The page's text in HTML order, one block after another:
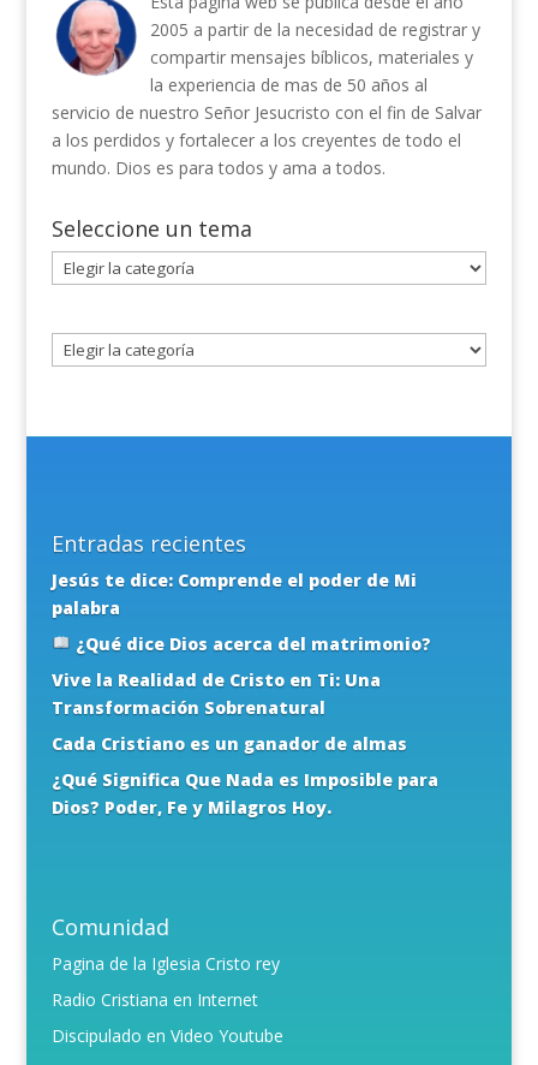
2005 a partir de la necesidad de registrar y
compartir mensajes bíblicos, materiales y
la experiencia de mas de 50 años al
servicio de nuestro Señor Jesucristo con el fin de Salvar
a los perdidos y fortalecer a los creyentes de todo el
mundo. Dios es para todos y ama a todos.
Seleccione un tema
Seleccione
un
Entradas recientes
Jesús te dice: Comprende el poder de Mi
palabra
¿Qué dice Dios acerca del matrimonio?
Vive la Realidad de Cristo en Ti: Una
Transformación Sobrenatural
Cada Cristiano es un ganador de almas
¿Qué Significa Que Nada es Imposible para
Dios? Poder, Fe y Milagros Hoy.
Comunidad
Pagina de la Iglesia Cristo rey
Radio Cristiana en Internet
Discipulado en Video Youtube